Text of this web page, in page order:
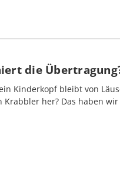
die
Kinderkopf bleibt von
Krabbler her? Das haben